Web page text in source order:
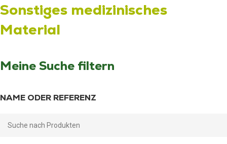
Sonstiges medizinisches
Material
Meine Suche filtern
NAME ODER REFERENZ